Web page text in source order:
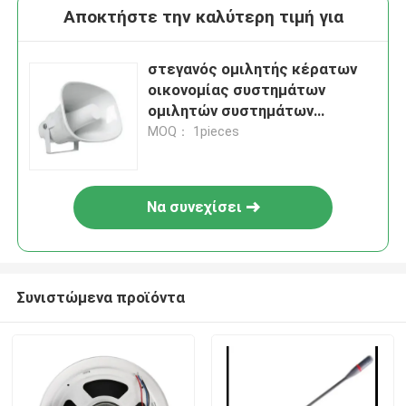
Αποκτήστε την καλύτερη τιμή για
στεγανός ομιλητής κέρατων
οικονομίας συστημάτων
ομιλητών συστημάτων
30W/15W PA 4 ομιλητών PA
MOQ： 1pieces
Να συνεχίσει
Συνιστώμενα προϊόντα